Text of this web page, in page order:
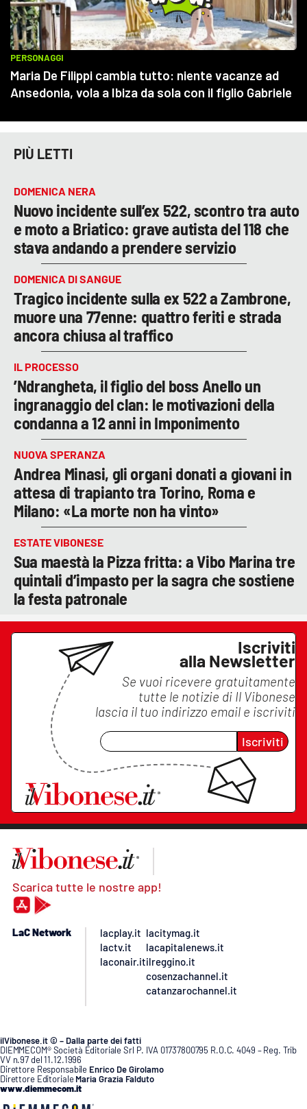
PIÙ LETTI
DOMENICA NERA
Nuovo incidente sull’ex 522, scontro tra auto
e moto a Briatico: grave autista del 118 che
stava andando a prendere servizio
DOMENICA DI SANGUE
Tragico incidente sulla ex 522 a Zambrone,
muore una 77enne: quattro feriti e strada
ancora chiusa al traffico
IL PROCESSO
’Ndrangheta, il figlio del boss Anello un
ingranaggio del clan: le motivazioni della
condanna a 12 anni in Imponimento
NUOVA SPERANZA
Andrea Minasi, gli organi donati a giovani in
attesa di trapianto tra Torino, Roma e
Milano: «La morte non ha vinto»
ESTATE VIBONESE
Sua maestà la Pizza fritta: a Vibo Marina tre
quintali d’impasto per la sagra che sostiene
la festa patronale
Iscriviti
alla Newsletter
Se vuoi ricevere gratuitamente
tutte le notizie di Il Vibonese
lascia il tuo indirizzo email e iscriviti
Iscriviti
Scarica tutte le nostre app!
LaC Network
lacplay.it
lactv.it
laconair.it
lacitymag.it
lacapitalenews.it
ilreggino.it
cosenzachannel.it
catanzarochannel.it
ilVibonese.it © – Dalla parte dei fatti
DIEMMECOM® Società Editoriale Srl P. IVA 01737800795 R.O.C. 4049 – Reg. Trib
VV n.97 del 11.12.1996
Direttore Responsabile Enrico De Girolamo
Direttore Editoriale Maria Grazia Falduto
www.diemmecom.it